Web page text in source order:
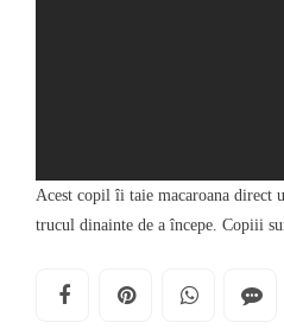
Acest copil îi taie macaroana direct
trucul dinainte de a începe. Copiii